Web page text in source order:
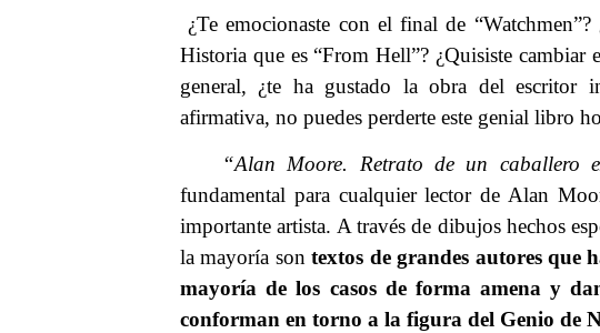
¿Te emocionaste con el final de
Historia que es “From Hell”? ¿Quisiste cambiar
general, ¿te ha gustado la obra del escritor
afirmativa, no puedes perderte este genial libro
“Alan Moore. Retrato de un caballero
fundamental para cualquier lector de Alan
importante artista. A través de dibujos hechos
la mayoría sontextos de grandes autores que
mayoría de los casos de forma amena y
conforman en torno a la figura del Genio de